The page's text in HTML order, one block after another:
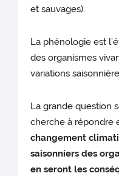
et sauvages).
La phénologie est
des organismes
variations
La grande question
cherche à répondre
changement
saisonniers des
en seront les